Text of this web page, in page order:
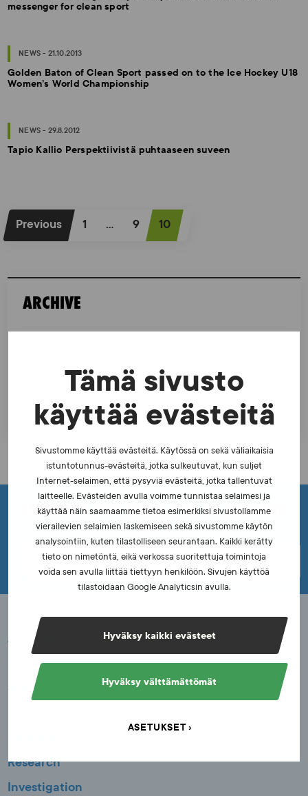
Tämä sivusto
käyttää evästeitä
Sivustomme käyttää evästeitä. Käytössä on sekä väliaikaisia
istuntotunnus-evästeitä, jotka sulkeutuvat, kun suljet
Internet-selaimen, että pysyviä evästeitä, jotka tallentuvat
laitteelle. Evästeiden avulla voimme tunnistaa selaimesi ja
käyttää näin saamaamme tietoa esimerkiksi sivustollamme
vierailevien selaimien laskemiseen sekä sivustomme käytön
analysointiin, kuten tilastolliseen seurantaan. Kaikki kerätty
tieto on nimetöntä, eikä verkossa suoritettuja toimintoja
voida sen avulla liittää tiettyyn henkilöön. Sivujen käyttöä
tilastoidaan Google Analyticsin avulla.
Hyväksy kaikki evästeet
Hyväksy välttämättömät
ASETUKSET
messenger for clean sport
NEWS - 21.10.2013
Golden Baton of Clean Sport passed on to the Ice Hockey U18
Women’s World Championship
NEWS - 29.8.2012
Tapio Kallio Perspektiivistä puhtaaseen suveen
P
o
p
t
Previous 1 … 9 10
ARCHIVE
2022
2020
2019
2017
2014
2012
COULDN'T FIND WHAT YOU'RE LOOKING
FOR?
Anti-doping activities
Manipulation of sports competitions
Spectator safety
Research
Investigation